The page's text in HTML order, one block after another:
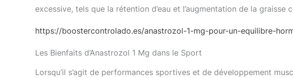
excessive, tels que la rétention d’eau et l’augmentation de la graisse
https://boostercontrolado.es/anastrozol-1-mg-pour-un-equilibre-
Les Bienfaits d’Anastrozol 1 Mg dans le Sport
Lorsqu’il s’agit de performances sportives et de développement